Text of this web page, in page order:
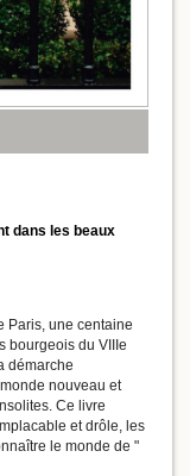
dans les beaux
Paris, une centaine
bourgeois du VIIIe
démarche
nouveau et
Ce livre
et drôle, les
le monde de "